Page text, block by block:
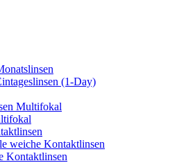
(1-Day)
Multifokal
weiche Kontaktlinsen
Kontaktlinsen